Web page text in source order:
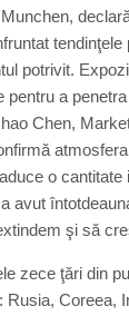
potrivit.
pentru a
Chen,
o
avut
şi să
zece ţări din
Rusia, Coreea,